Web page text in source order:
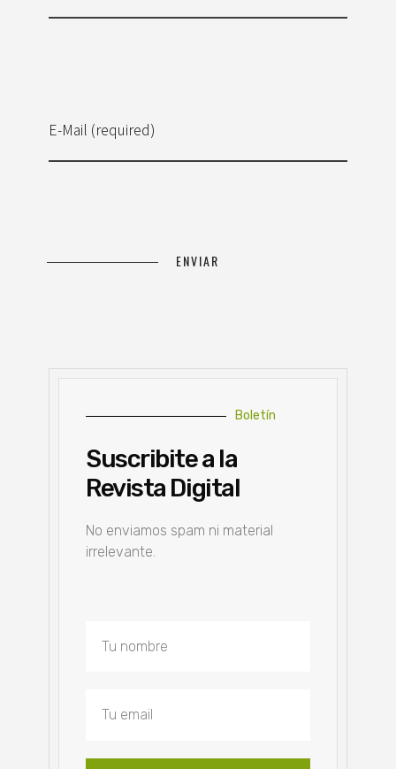
E-Mail (required)
Boletín
Suscribite a la
Revista Digital
No enviamos spam ni material
irrelevante.